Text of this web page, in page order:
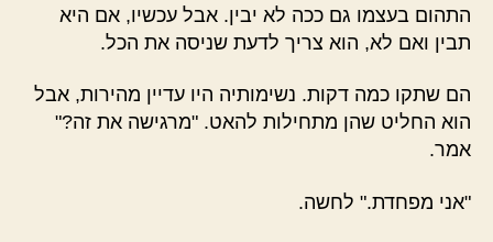
התהום בעצמו גם ככה לא יבין. אבל עכשיו, אם היא
תבין ואם לא, הוא צריך לדעת שניסה את הכל.
הם שתקו כמה דקות. נשימותיה היו עדיין מהירות, אבל
הוא החליט שהן מתחילות להאט. "מרגישה את זה?"
אמר.
"אני מפחדת." לחשה.